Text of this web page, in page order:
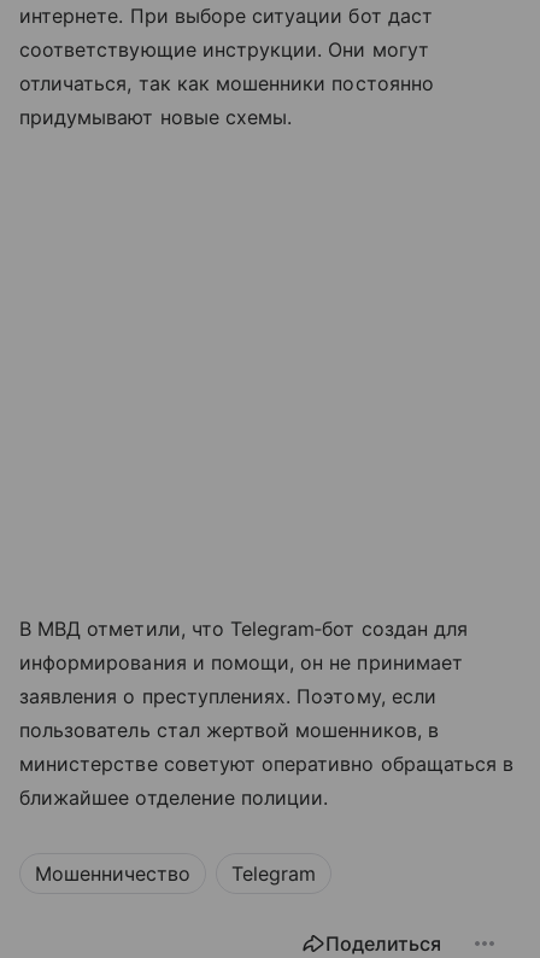
интернете. При выборе ситуации бот даст
соответствующие инструкции. Они могут
отличаться, так как мошенники постоянно
придумывают новые схемы.
В МВД отметили, что Telegram‑бот создан для
информирования и помощи, он не принимает
заявления о преступлениях. Поэтому, если
пользователь стал жертвой мошенников, в
министерстве советуют оперативно обращаться в
ближайшее отделение полиции.
Мошенничество Telegram
Поделиться